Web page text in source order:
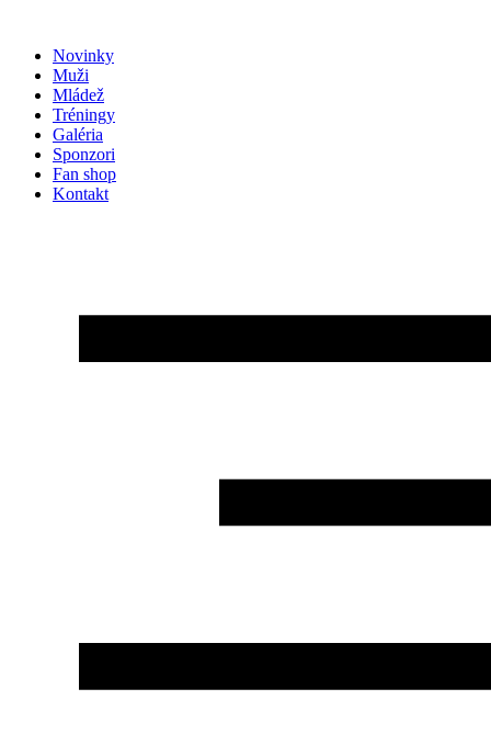
obsah
Novinky
Muži
Mládež
Tréningy
Galéria
Sponzori
Fan shop
Kontakt